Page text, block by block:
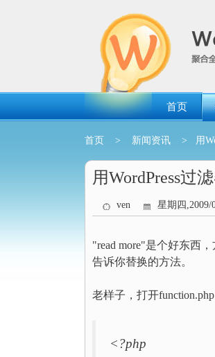
首页
首页 > 新闻资讯 > 用
用WordPress过
ven 星期四,2009/
"read more"是个好东西
告诉你替换的方法。
老样子，打开
<?php